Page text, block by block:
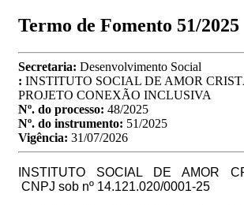
Termo de Fomento 51/2025
Secretaria: Desenvolvimento Social
: INSTITUTO SOCIAL DE AMOR
PROJETO CONEXÃO INCLUSIVA
Nº. do processo: 48/2025
Nº. do instrumento: 51/2025
Vigência: 31/07/2026
INSTITUTO SOCIAL DE AMOR
CNPJ sob nº 14.121.020/0001-25